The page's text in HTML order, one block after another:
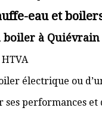
eau et
boiler à Quiévrain
électrique ou
ses performances et